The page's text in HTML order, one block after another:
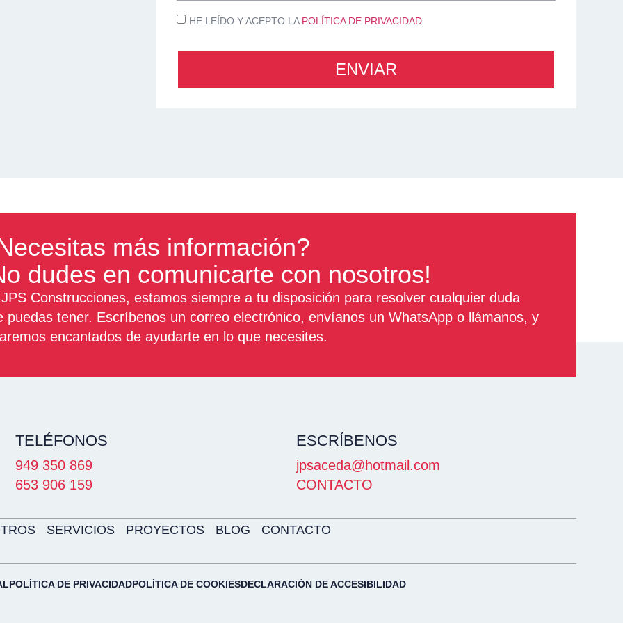
HE LEÍDO Y ACEPTO LA POLÍTICA DE PRIVACIDAD
ENVIAR
más información?
dudes en comunicarte con nosotros!
Construcciones, estamos siempre a tu disposición para resolver cualquier duda
puedas tener. Escríbenos un correo electrónico, envíanos un WhatsApp o llámanos, y
encantados de ayudarte en lo que necesites.
TELÉFONOS
949 350 869
653 906 159
ESCRÍBENOS
jpsaceda@hotmail.com
CONTACTO
SERVICIOS PROYECTOS BLOG CONTACTO
POLÍTICA DE PRIVACIDADPOLÍTICA DE COOKIESDECLARACIÓN DE ACCESIBILIDAD